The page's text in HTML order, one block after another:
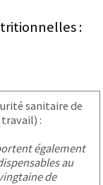
:
sanitaire de
:
également
au
de